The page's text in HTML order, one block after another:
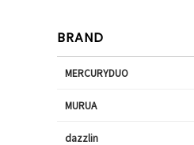
BRAND
MERCURYDUO
MURUA
dazzlin